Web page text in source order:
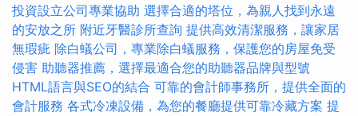
投資設立公司專業協助 選擇合適的塔位，為親人找到永遠
的安放之所 附近牙醫診所查詢 提供高效清潔服務，讓家居
無瑕疵 除白蟻公司，專業除白蟻服務，保護您的房屋免受
侵害 助聽器推薦，選擇最適合您的助聽器品牌與型號
HTML語言與SEO的結合 可靠的會計師事務所，提供全面的
會計服務 各式冷凍設備，為您的餐廳提供可靠冷藏方案 提